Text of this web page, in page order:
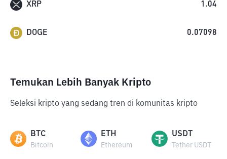
XRP 1.04
DOGE 0.07098
Temukan Lebih Banyak Kripto
Seleksi kripto yang sedang tren di komunitas kripto
BTC
Bitcoin
ETH
Ethereum
USDT
Tether USDT